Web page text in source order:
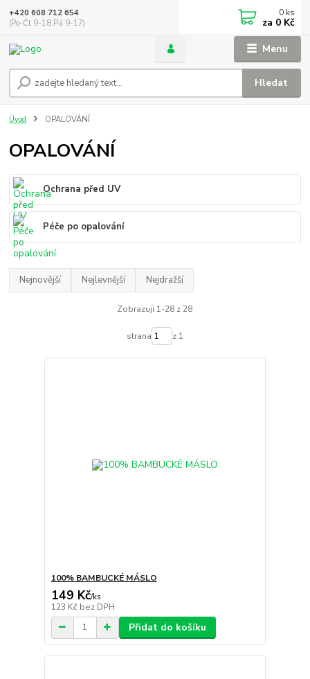
Menu
Hledat
+420 608 712 654
(Po-Čt 9-18,Pá 9-17)
0 ks
za 0 Kč
Úvod OPALOVÁNÍ
OPALOVÁNÍ
Ochrana před UV
Péče po opalování
Nejnovější Nejlevnější Nejdražší
Zobrazuji 1-28 z 28
strana z 1
100% BAMBUCKÉ MÁSLO
149 Kč/ks
123 Kč bez DPH
Přidat do košíku